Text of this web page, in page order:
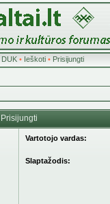
DUK• Ieškoti• Prisijungti
Prisijungti
Vartotojo vardas:
Slaptažodis: